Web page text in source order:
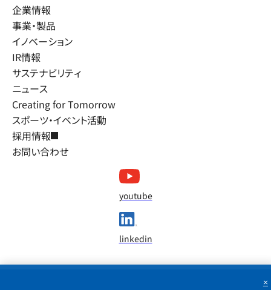
企業情報
事業・製品
イノベーション
IR情報
サステナビリティ
ニュース
Creating for Tomorrow
スポーツ・イベント活動
採用情報
お問い合わせ
youtube
linkedin
×